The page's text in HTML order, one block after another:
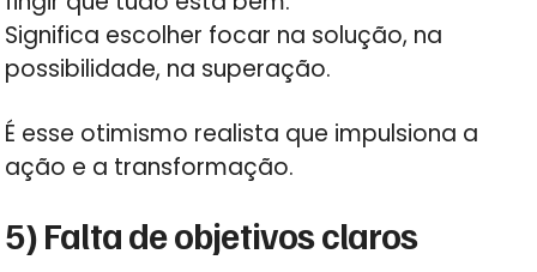
Significa escolher focar na solução, na
possibilidade, na superação.
É esse otimismo realista que impulsiona a
ação e a transformação.
5) Falta de objetivos claros